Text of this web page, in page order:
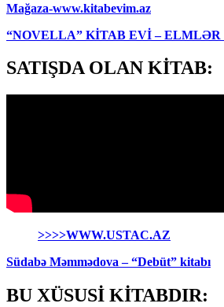
Mağaza-www.kitabevim.az
“NOVELLA” KİTAB EVİ –
SATIŞDA OLAN KİTAB:
>>>>WWW.USTAC.AZ
Südabə Məmmədova – “Debüt” kitabı
BU XÜSUSİ KİTABDIR: